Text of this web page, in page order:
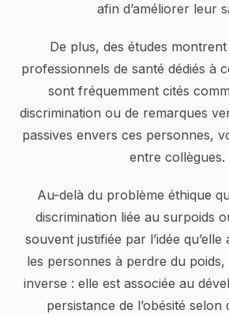
afin d’améliorer leur
De plus, des études
professionnels de santé dédiés à
sont fréquemment cités
discrimination ou de remarques
passives envers ces personnes,
entre collègues.
Au-delà du problème éthique
discrimination liée au surpoids
souvent justifiée par l’idée
les personnes à perdre du poids,
inverse : elle est associée au
persistance de l’obésité selon